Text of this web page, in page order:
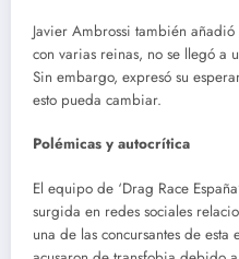
Javier Ambrossi también
con varias reinas, no se llegó a
Sin embargo, expresó su
esto pueda cambiar.
Polémicas y autocrítica
El equipo de ‘Drag Race
surgida en redes sociales
una de las concursantes de